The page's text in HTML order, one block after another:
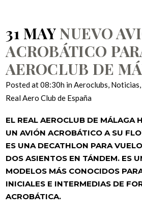
31 MAY NUEVO
ACROBÁTICO
AEROCLUB DE
Posted at 08:30h inAeroclubs, Noticias
Real Aero Club de España
EL REAL AEROCLUB DE MÁLAGA
UN AVIÓN ACROBÁTICO A SU
ES UNA DECATHLON PARA
DOS ASIENTOS EN TÁNDEM. ES
MODELOS MÁS CONOCIDOS
INICIALES E INTERMEDIAS DE
ACROBÁTICA.